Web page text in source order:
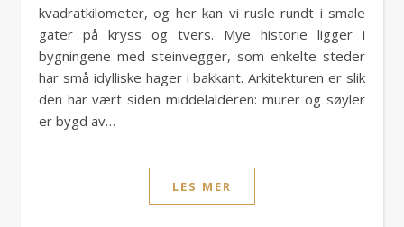
kvadratkilometer, og her kan vi rusle rundt i smale
gater på kryss og tvers. Mye historie ligger i
bygningene med steinvegger, som enkelte steder
har små idylliske hager i bakkant. Arkitekturen er slik
den har vært siden middelalderen: murer og søyler
er bygd av…
LES MER